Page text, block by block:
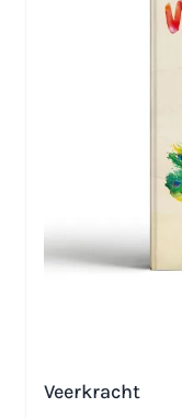
Veerkracht